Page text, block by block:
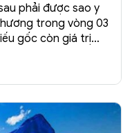
phải được sao y
trong vòng 03
gốc còn giá trị
đi có ký tên
ít […] Xem →